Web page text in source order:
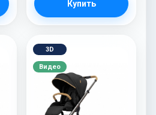
Купить
3D
Видео